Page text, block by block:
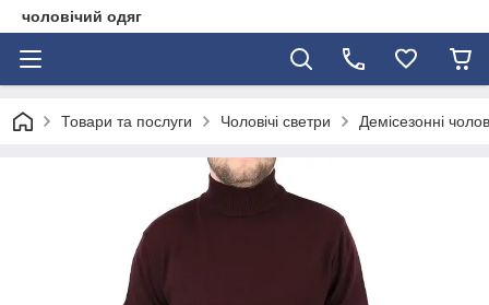
чоловічий одяг
Товари та послуги Чоловічі светри Демісезонні